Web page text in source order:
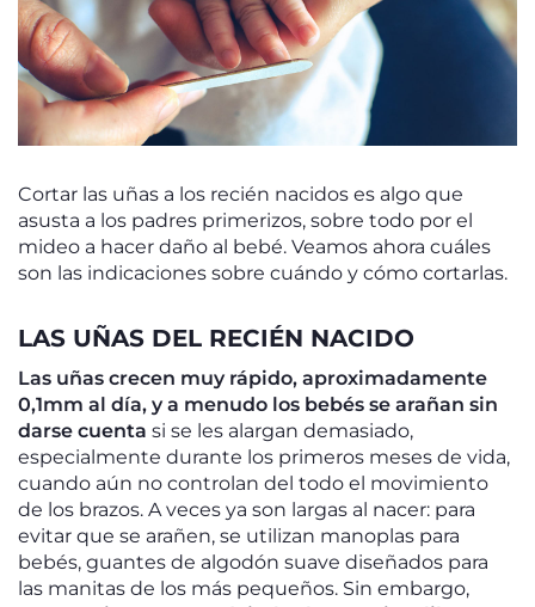
Cortar las uñas a los recién nacidos es algo que
asusta a los padres primerizos, sobre todo por el
mideo a hacer daño al bebé. Veamos ahora cuáles
son las indicaciones sobre cuándo y cómo cortarlas.
LAS UÑAS DEL RECIÉN NACIDO
Las uñas crecen muy rápido, aproximadamente
0,1mm al día, y a menudo los bebés se arañan sin
darse cuenta si se les alargan demasiado,
especialmente durante los primeros meses de vida,
cuando aún no controlan del todo el movimiento
de los brazos. A veces ya son largas al nacer: para
evitar que se arañen, se utilizan manoplas para
bebés, guantes de algodón suave diseñados para
las manitas de los más pequeños. Sin embargo,